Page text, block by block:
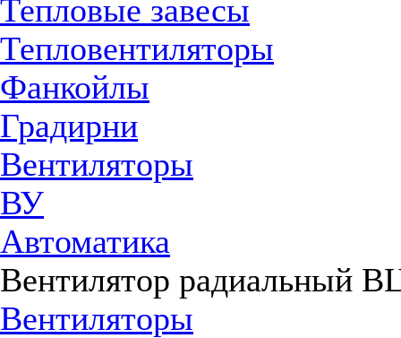
Тепловые завесы
Тепловентиляторы
Фанкойлы
Градирни
Вентиляторы
ВУ
Автоматика
Вентилятор радиальный
Вентиляторы